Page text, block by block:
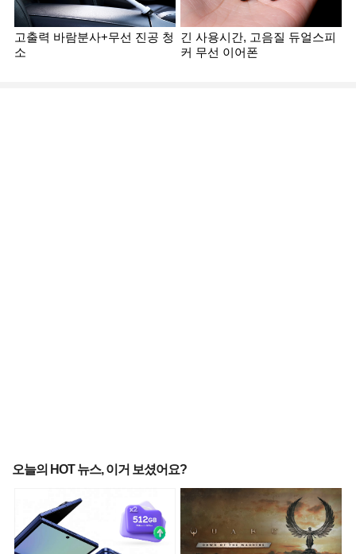
고출력 바람분사+무선 진공 청
소
긴 사용시간, 고음질 듀얼스피
커 무선 이어폰
오늘의 HOT 뉴스, 이거 보셨어요?